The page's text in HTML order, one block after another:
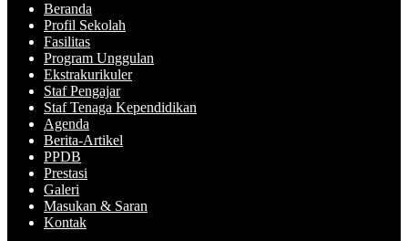
Beranda
Profil Sekolah
Fasilitas
Program Unggulan
Ekstrakurikuler
Staf Pengajar
Staf Tenaga Kependidikan
Agenda
Berita-Artikel
PPDB
Prestasi
Galeri
Masukan & Saran
Kontak